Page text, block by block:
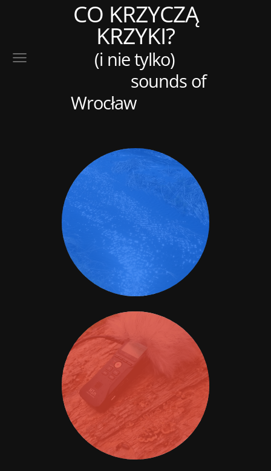
CO KRZYCZĄ
KRZYKI?
(i nie tylko)
sounds of
Wrocław